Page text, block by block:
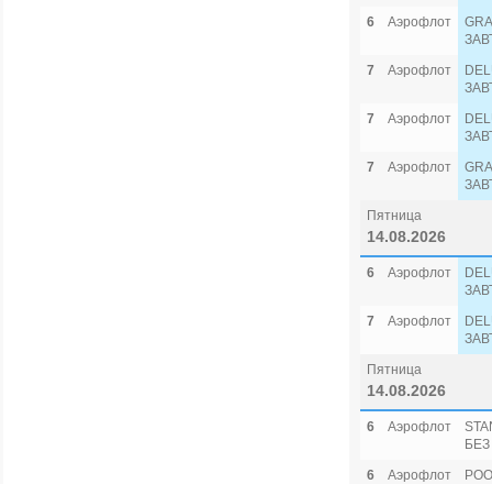
6
Аэрофлот
7
Аэрофлот
7
Аэрофлот
7
Аэрофлот
Пятница
14.08.2026
6 Аэрофлот
7
Аэрофлот
Пятница
14.08.2026
6 Аэрофлот
6
Аэрофлот